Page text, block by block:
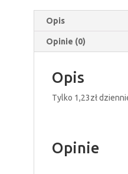
Opis
Opinie (0)
Opis
Tylko 1,23zł
Opinie